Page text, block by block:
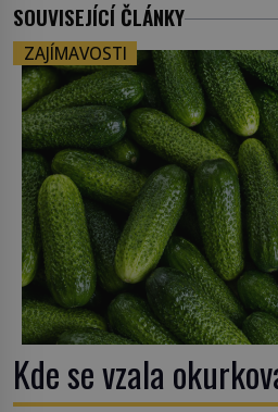
SOUVISEJÍCÍ ČLÁNKY
ZAJÍMAVOSTI
Kde se vzala